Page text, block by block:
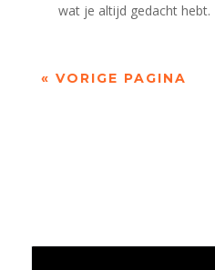
wat je altijd gedacht hebt.
« VORIGE PAGINA